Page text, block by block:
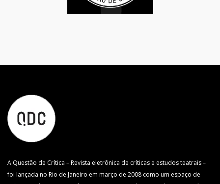
A Questão de Crítica – Revista eletrônica de críticas e estudos teatrais –
foi lançada no Rio de Janeiro em março de 2008 como um espaço de